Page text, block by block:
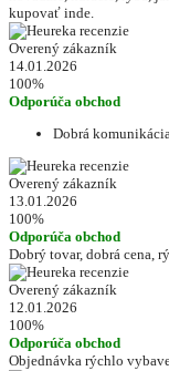
kupovať inde.
Overený zákazník
14.01.2026
100%
Odporúča obchod
Dobrá
Overený zákazník
13.01.2026
100%
Odporúča obchod
Dobrý tovar, dobrá cena,
Overený zákazník
12.01.2026
100%
Odporúča obchod
Objednávka rýchlo